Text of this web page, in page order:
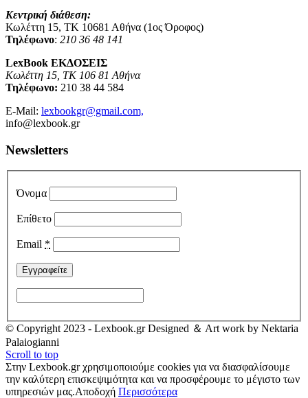
Κεντρική διάθεση:
Κωλέττη 15, ΤΚ 10681 Αθήνα (1ος Όροφος)
Τηλέφωνο: 210 36 48 141
LexBook ΕΚΔΟΣΕΙΣ
Κωλέττη 15, ΤΚ 106 81 Αθήνα
Τηλέφωνο: 210 38 44 584
E-Mail: lexbookgr@gmail.com,
info@lexbook.gr
Newsletters
Όνομα
Επίθετο
Email *
© Copyright 2023 - Lexbook.gr Designed ＆ Art work by Nektaria
Palaiogianni
Scroll to top
Στην Lexbook.gr χρησιμοποιούμε cookies για να διασφαλίσουμε
την καλύτερη επισκεψιμότητα και να προσφέρουμε το μέγιστο των
υπηρεσιών μας.Αποδοχή Περισσότερα